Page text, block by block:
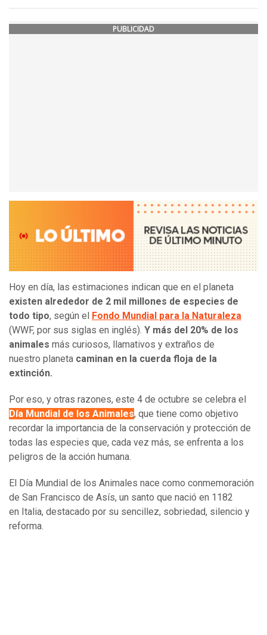
PUBLICIDAD
Hoy en día, las estimaciones indican que en el planeta
existen alrededor de 2 mil millones de especies de
todo tipo, según el
Fondo Mundial para la Naturaleza
(WWF, por sus siglas en inglés). Y más del 20% de los
animales más curiosos, llamativos y extraños de
nuestro planeta caminan en la cuerda floja de la
extinción.
Por eso, y otras razones, este 4 de octubre se celebra el
Día Mundial de los Animales, que tiene como objetivo
recordar la importancia de la conservación y protección de
todas las especies que, cada vez más, se enfrenta a los
peligros de la acción humana.
El Día Mundial de los Animales nace como conmemoración
de San Francisco de Asís, un santo que nació en 1182
en Italia, destacado por su sencillez, sobriedad, silencio y
reforma.